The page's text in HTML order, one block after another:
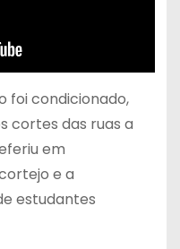
foi condicionado,
cortes das ruas a
em
e a
estudantes